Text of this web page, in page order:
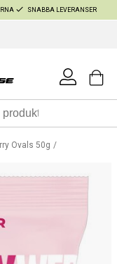
SNABBA LEVERANSER
Ovals 50g